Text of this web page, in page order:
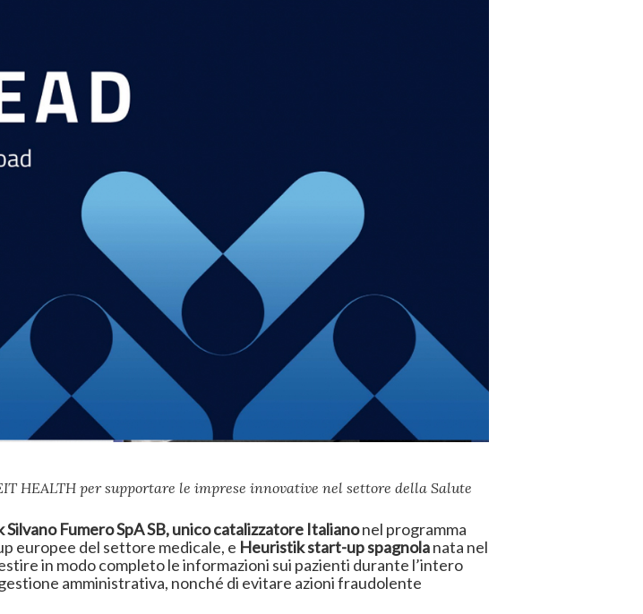
HEALTH per supportare le imprese innovative nel settore della Salute
Silvano Fumero SpA SB,unicocatalizzatore Italianonel programma
europee del settore medicale, e Heuristikstart-up spagnolanata nel
in modo completo le informazioni sui pazienti durante l’intero
amministrativa, nonché di evitare azioni fraudolente